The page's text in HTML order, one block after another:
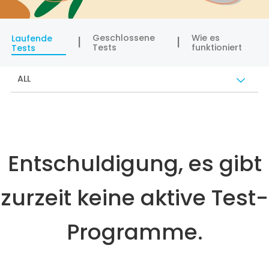
Laufende
Tests
Geschlossene
Tests
Wie es
funktioniert
ALL
Entschuldigung, es gibt
zurzeit keine aktive Test-
Programme.